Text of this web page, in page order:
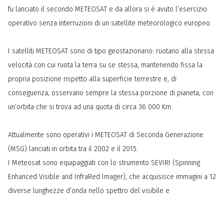
fu lanciato il secondo METEOSAT e da allora si è avuto l’esercizio
operativo senza interruzioni di un satellite meteorologico europeo.
I satelliti METEOSAT sono di tipo geostazionario: ruotano alla stessa
velocità con cui ruota la terra su se stessa, mantenendo fissa la
propria posizione rispetto alla superficie terrestre e, di
conseguenza, osservano sempre la stessa porzione di pianeta, con
un’orbita che si trova ad una quota di circa 36 000 Km.
Attualmente sono operativi i METEOSAT di Seconda Generazione
(MSG) lanciati in orbita tra il 2002 e il 2015.
I Meteosat sono equipaggiati con lo strumento SEVIRI (Spinning
Enhanced Visible and InfraRed Imager), che acquisisce immagini a 12
diverse lunghezze d’onda nello spettro del visibile e